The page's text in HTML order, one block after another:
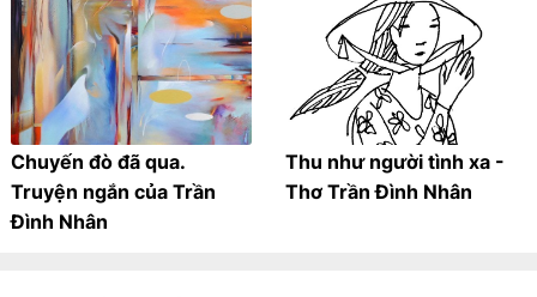
Chuyến đò đã qua.
Truyện ngắn của Trần
Đình Nhân
Thu như người tình xa -
Thơ Trần Đình Nhân